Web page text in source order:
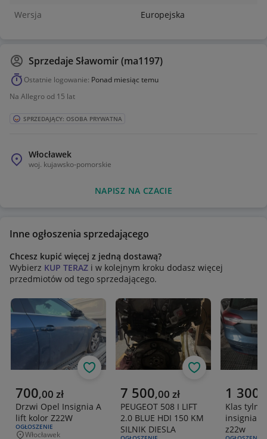
Wersja
Europejska
SprzedajeSławomir (ma1197)
Ostatnie logowanie: Ponad miesiąc temu
Na Allegro od 15 lat
SPRZEDAJĄCY: OSOBA PRYWATNA
Włocławek
woj. kujawsko-pomorskie
NAPISZ NA CZACIE
Inne ogłoszenia sprzedającego
Chcesz kupić więcej z jedną dostawą?
Wybierz KUP TERAZ i w kolejnym kroku dodasz więcej
przedmiotów od tego sprzedającego.
Aktualna cena
700,00 zł
Drzwi Opel Insignia A
lift kolor Z22W
RODZAJ OFERTY:
OGŁOSZENIE
Włocławek
Obserwuj
Aktualna cena
7 500,00 zł
PEUGEOT 508 I LIFT
2.0 BLUE HDI 150 KM
SILNIK DIESLA
Obserwuj
Aktualna
1 300
Klas tylna
insignia
z22w